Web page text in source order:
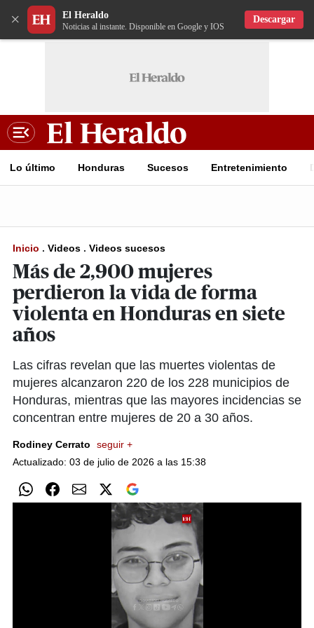
× El Heraldo
Noticias al instante. Disponible en Google y IOS
Descargar
Lo último Honduras Sucesos Entretenimiento
Inicio . Videos . Videos sucesos
Más de 2,900 mujeres
perdieron la vida de forma
violenta en Honduras en siete
años
Las cifras revelan que las muertes violentas de
mujeres alcanzaron 220 de los 228 municipios de
Honduras, mientras que las mayores incidencias se
concentran entre mujeres de 20 a 30 años.
Rodiney Cerrato
seguir +
Actualizado: 03 de julio de 2026 a las 15:38